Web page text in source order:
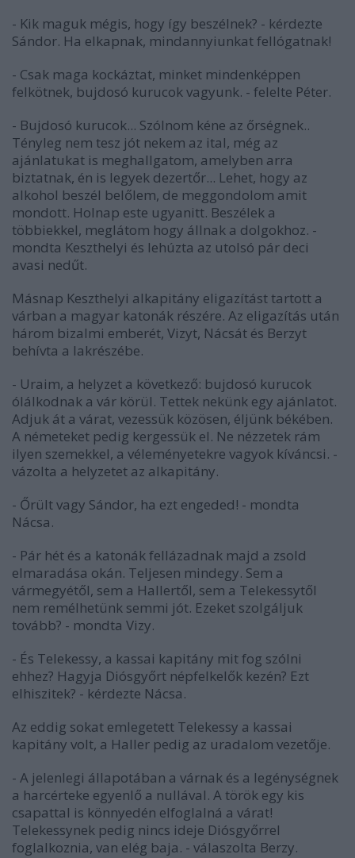
- Kik maguk mégis, hogy így beszélnek? - kérdezte
Sándor. Ha elkapnak, mindannyiunkat fellógatnak!
- Csak maga kockáztat, minket mindenképpen
felkötnek, bujdosó kurucok vagyunk. - felelte Péter.
- Bujdosó kurucok... Szólnom kéne az őrségnek..
Tényleg nem tesz jót nekem az ital, még az
ajánlatukat is meghallgatom, amelyben arra
biztatnak, én is legyek dezertőr... Lehet, hogy az
alkohol beszél belőlem, de meggondolom amit
mondott. Holnap este ugyanitt. Beszélek a
többiekkel, meglátom hogy állnak a dolgokhoz. -
mondta Keszthelyi és lehúzta az utolsó pár deci
avasi nedűt.
Másnap Keszthelyi alkapitány eligazítást tartott a
várban a magyar katonák részére. Az eligazítás után
három bizalmi emberét, Vizyt, Nácsát és Berzyt
behívta a lakrészébe.
- Uraim, a helyzet a következő: bujdosó kurucok
ólálkodnak a vár körül. Tettek nekünk egy ajánlatot.
Adjuk át a várat, vezessük közösen, éljünk békében.
A németeket pedig kergessük el. Ne nézzetek rám
ilyen szemekkel, a véleményetekre vagyok kíváncsi. -
vázolta a helyzetet az alkapitány.
- Őrült vagy Sándor, ha ezt engeded! - mondta
Nácsa.
- Pár hét és a katonák fellázadnak majd a zsold
elmaradása okán. Teljesen mindegy. Sem a
vármegyétől, sem a Hallertől, sem a Telekessytől
nem remélhetünk semmi jót. Ezeket szolgáljuk
tovább? - mondta Vizy.
- És Telekessy, a kassai kapitány mit fog szólni
ehhez? Hagyja Diósgyőrt népfelkelők kezén? Ezt
elhiszitek? - kérdezte Nácsa.
Az eddig sokat emlegetett Telekessy a kassai
kapitány volt, a Haller pedig az uradalom vezetője.
- A jelenlegi állapotában a várnak és a legénységnek
a harcérteke egyenlő a nullával. A török egy kis
csapattal is könnyedén elfoglalná a várat!
Telekessynek pedig nincs ideje Diósgyőrrel
foglalkoznia, van elég baja. - válaszolta Berzy.